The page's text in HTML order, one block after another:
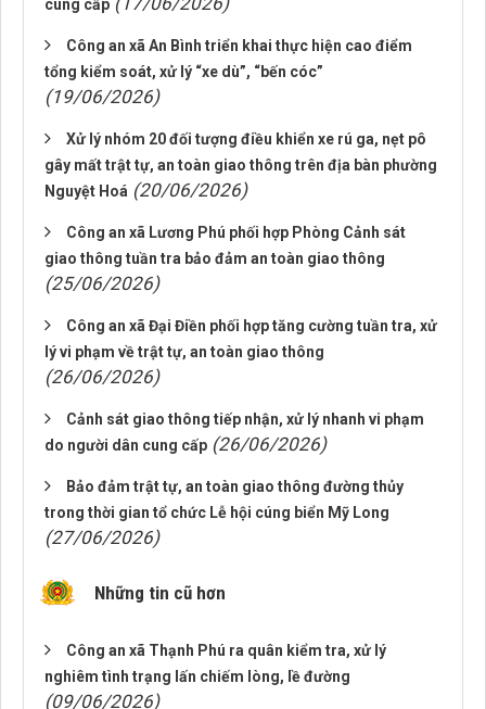
cung cấp
Công an xã An Bình triển khai thực hiện cao điểm
tổng kiểm soát, xử lý “xe dù”, “bến cóc”
(19/06/2026)
Xử lý nhóm 20 đối tượng điều khiển xe rú ga, nẹt pô
gây mất trật tự, an toàn giao thông trên địa bàn phường
Nguyệt Hoá (20/06/2026)
Công an xã Lương Phú phối hợp Phòng Cảnh sát
giao thông tuần tra bảo đảm an toàn giao thông
(25/06/2026)
Công an xã Đại Điền phối hợp tăng cường tuần tra, xử
lý vi phạm về trật tự, an toàn giao thông
(26/06/2026)
Cảnh sát giao thông tiếp nhận, xử lý nhanh vi phạm
do người dân cung cấp (26/06/2026)
Bảo đảm trật tự, an toàn giao thông đường thủy
trong thời gian tổ chức Lễ hội cúng biển Mỹ Long
(27/06/2026)
Những tin cũ hơn
Công an xã Thạnh Phú ra quân kiểm tra, xử lý
nghiêm tình trạng lấn chiếm lòng, lề đường
(09/06/2026)